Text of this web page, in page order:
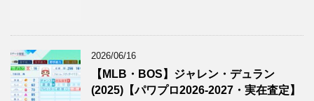
2026/06/16
【MLB・BOS】ジャレン・デュラン
(2025)【パワプロ2026-2027・実在査定】